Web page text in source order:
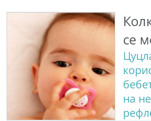
се
на